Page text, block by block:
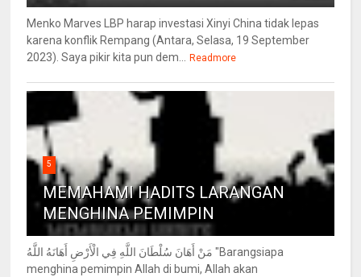
Menko Marves LBP harap investasi Xinyi China tidak lepas
karena konflik Rempang (Antara, Selasa, 19 September
2023). Saya pikir kita pun dem... Readmore
5
MEMAHAMI HADITS LARANGAN
MENGHINA PEMIMPIN
مَنْ أَهَانَ سُلْطَانَ اللَّهِ فِي الْأَرْضِ أَهَانَهُ اللَّهُ "Barangsiapa
menghina pemimpin Allah di bumi, Allah akan